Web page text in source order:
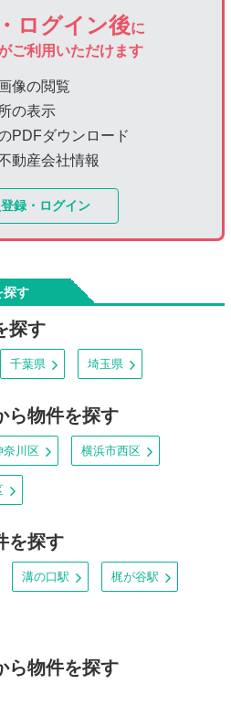
ログイン後に
ご利用いただけます
像の閲覧
の表示
PDFダウンロード
動産会社情報
録・ログイン
探す
探す
千葉県 埼玉県
ら物件を探す
奈川区 横浜市西区
を探す
溝の口駅 梶が谷駅
ら物件を探す